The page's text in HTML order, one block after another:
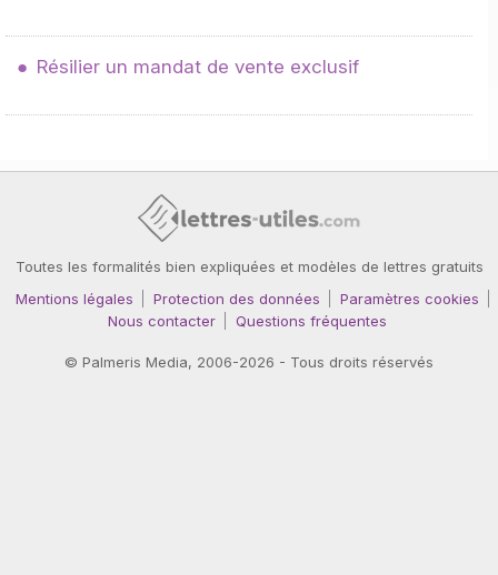
Résilier un mandat de vente exclusif
Toutes les formalités bien expliquées et modèles de lettres gratuits
Mentions légales
Protection des données
Paramètres cookies
Nous contacter
Questions fréquentes
© Palmeris Media, 2006-2026 - Tous droits réservés